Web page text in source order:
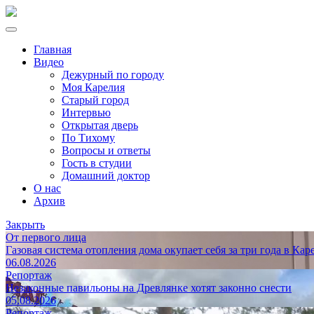
Главная
Видео
Дежурный по городу
Моя Карелия
Старый город
Интервью
Открытая дверь
По Тихому
Вопросы и ответы
Гость в студии
Домашний доктор
О нас
Архив
Закрыть
От первого лица
Газовая система отопления дома окупает себя за три года в
06.08.2026
Репортаж
Незаконные павильоны на Древлянке хотят законно снести
05.08.2026